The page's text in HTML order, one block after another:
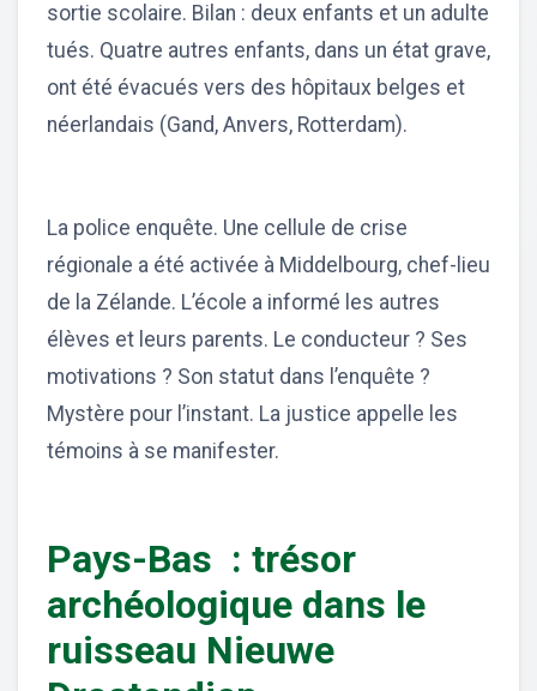
sortie scolaire. Bilan : deux enfants et un adulte
tués. Quatre autres enfants, dans un état grave,
ont été évacués vers des hôpitaux belges et
néerlandais (Gand, Anvers, Rotterdam).
La police enquête. Une cellule de crise
régionale a été activée à Middelbourg, chef-lieu
de la Zélande. L’école a informé les autres
élèves et leurs parents. Le conducteur ? Ses
motivations ? Son statut dans l’enquête ?
Mystère pour l’instant. La justice appelle les
témoins à se manifester.
Pays-Bas : trésor
archéologique dans le
ruisseau Nieuwe